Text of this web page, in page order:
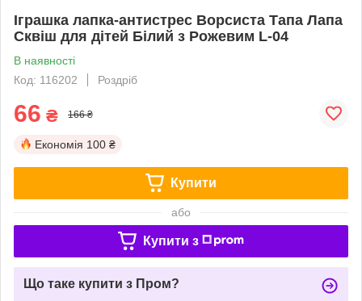
Іграшка лапка-антистрес Ворсиста Тапа Лапа
Сквіш для дітей Білий з Рожевим L-04
В наявності
Код: 116202
Роздріб
66 ₴ 166 ₴
Економія 100 ₴
Купити
або
Купити з
Що таке купити з Пром?